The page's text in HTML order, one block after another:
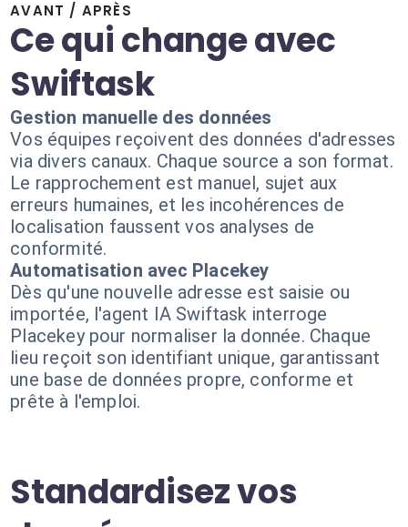
AVANT / APRÈS
Ce qui change avec
Swiftask
Gestion manuelle des données
Vos équipes reçoivent des données d'adresses
via divers canaux. Chaque source a son format.
Le rapprochement est manuel, sujet aux
erreurs humaines, et les incohérences de
localisation faussent vos analyses de
conformité.
Automatisation avec Placekey
Dès qu'une nouvelle adresse est saisie ou
importée, l'agent IA Swiftask interroge
Placekey pour normaliser la donnée. Chaque
lieu reçoit son identifiant unique, garantissant
une base de données propre, conforme et
prête à l'emploi.
Standardisez vos